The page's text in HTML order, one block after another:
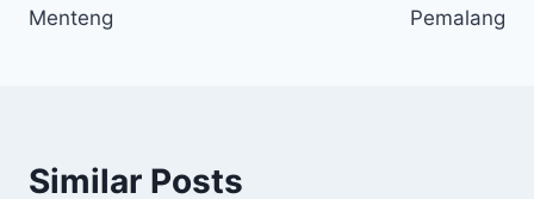
Menteng
Pemalang
Similar Posts